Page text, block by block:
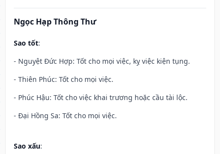
Ngọc Hạp Thông Thư
Sao tốt:
- Nguyệt Đức Hợp: Tốt cho mọi việc, kỵ việc kiện tụng.
- Thiên Phúc: Tốt cho mọi việc.
- Phúc Hậu: Tốt cho việc khai trương hoặc cầu tài lộc.
- Đại Hồng Sa: Tốt cho mọi việc.
Sao xấu: